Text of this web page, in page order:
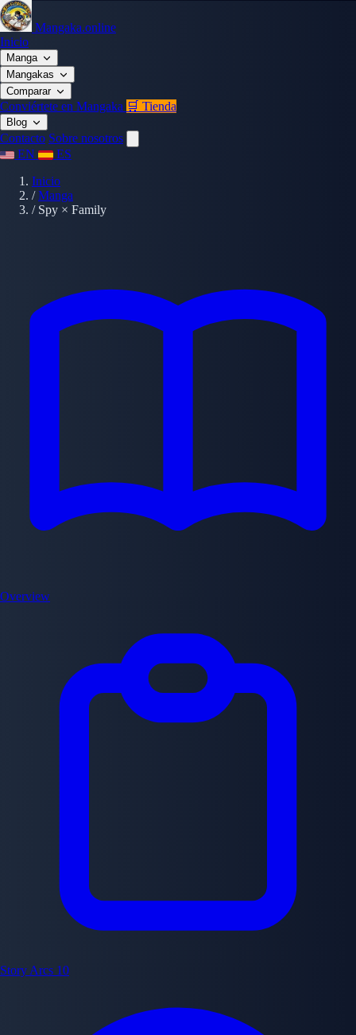
Mangaka.online
Inicio
Manga
Mangakas
Comparar
Conviértete en Mangaka 🛒 Tienda
Blog
Contacto Sobre nosotros
EN
ES
Inicio
/ Manga
/ Spy × Family
Overview
Story Arcs 10